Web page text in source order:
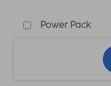
Power Pack